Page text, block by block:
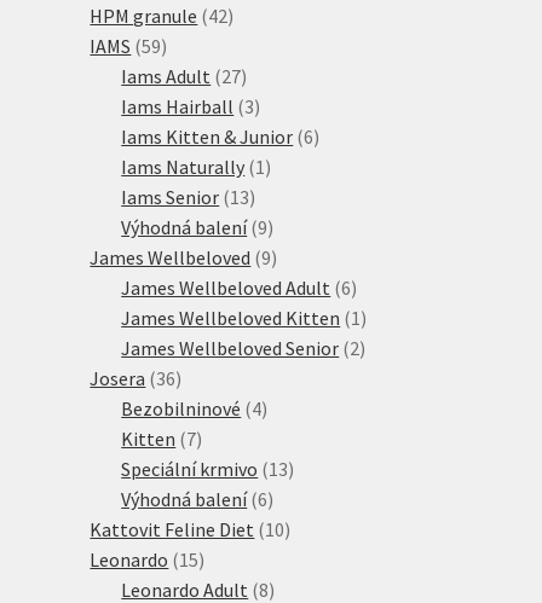
HPM granule 4242
IAMS 5959
produktů
Iams Adult 2727
produktů
Iams Hairball 33
produkty
Iams Kitten & Junior 66
Iams Naturally 1 1
Iams Senior 1313
produktů
Výhodná balení 99
produktů
James Wellbeloved 99
produktů
James Wellbeloved Adult 66
produktů
James Wellbeloved Kitten 1 1
produkt
James Wellbeloved Senior 22
Josera 3636
produktů
Bezobilninové 44
Kitten 77
produktů
Speciální krmivo 1313
Výhodná balení 66
produktů
Kattovit Feline Diet 1010
Leonardo 1515
produktů
Leonardo Adult 88